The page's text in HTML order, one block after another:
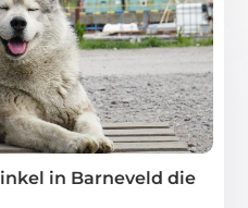
in Barneveld die